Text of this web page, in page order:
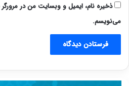
ذخیره نام، ایمیل و وبسایت من در مرورگر
می‌نویسم.